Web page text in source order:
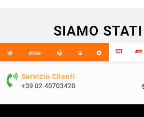
SIAMO STATI
Servizio Clienti
+39 02.40703420